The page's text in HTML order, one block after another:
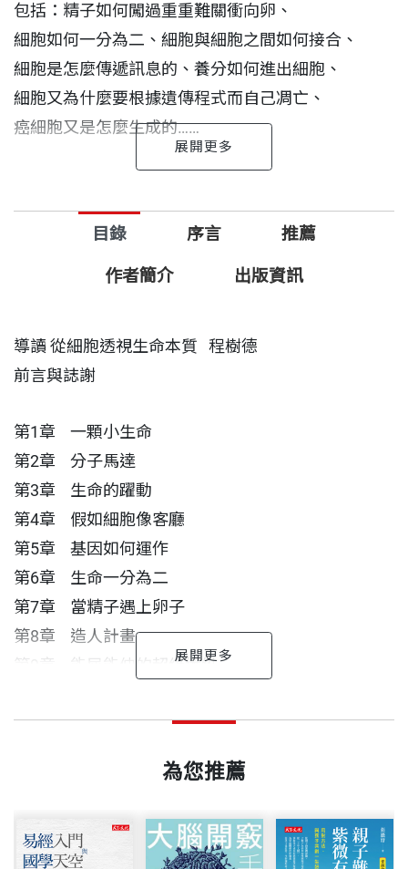
包括：精子如何闖過重重難關衝向卵、
細胞如何一分為二、細胞與細胞之間如何接合、
細胞是怎麼傳遞訊息的、養分如何進出細胞、
細胞又為什麼要根據遺傳程式而自己凋亡、
癌細胞又是怎麼生成的……
研究細胞，不僅為各種疾病的治療找到生機，
也是解開生命奧祕的關鍵。
走一趟細胞之旅，等於蒞臨細胞研究的最前線，
碰觸各種熱門的生物醫學話題和科學新知。
《一粒細胞見世界》，所見到的何止是細胞內的小世
透過顯微鏡頭，觀察一個活生生的細胞，
領會生命的奧秘，不免令人激動興奮！
很難想像，還有什麼更好的方式，
能把這份激動興奮之情，傳達給學子。
倫斯伯格做到了，
他對於細胞生物學的驚嘆和熱情，躍然紙上。
——《自然》期刊
書中提供目前所知的各種細胞內的活動機制……
畢竟從細胞層次來展現生命的物理基礎，是最恰當不
過了。
目錄 序言 推薦
作者簡介 出版資訊
導讀 從細胞透視生命本質 程樹德
前言與誌謝
第1章 一顆小生命
第2章 分子馬達
第3章 生命的躍動
第4章 假如細胞像客廳
第5章 基因如何運作
第6章 生命一分為二
第7章 當精子遇上卵子
第8章 造人計畫
第9章 能屈能伸的超級纖維
第11章 自我防衛靠免疫
名詞注釋
導讀｜從細胞透視生命本質
的頭和身軀向西插入內陸，剛好咬住紐約州的腰部，
律自由報》、《紐約時報》、《華盛頓郵報》。畢生
頂尖科學寫作獎，曾任麻省理工學院「奈特科學報導
獎助計畫」主持人，主編過《華盛頓郵報》極富教育
出版日期 2023/12/01
為您推薦